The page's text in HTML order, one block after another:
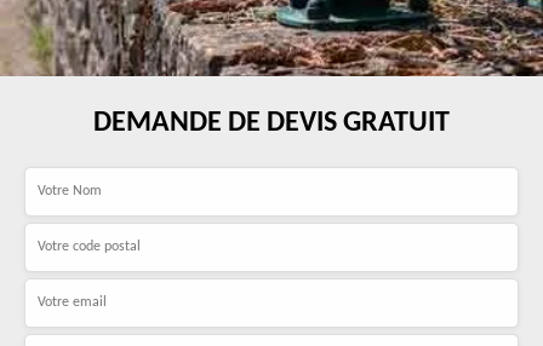
DEMANDE DE DEVIS GRATUIT